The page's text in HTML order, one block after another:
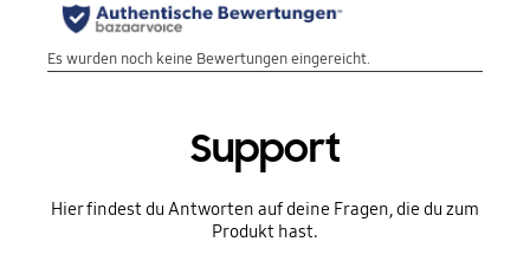
Support
Hier findest du Antworten auf deine Fragen, die du zum
Produkt hast.